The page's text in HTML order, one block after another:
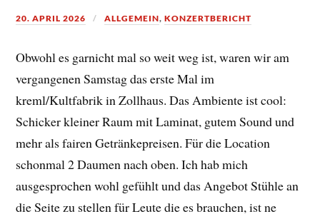
20. APRIL 2026 ALLGEMEIN,KONZERTBERICHT
Obwohl es garnicht mal so weit weg ist, waren wir am
vergangenen Samstag das erste Mal im
kreml/Kultfabrik in Zollhaus. Das Ambiente ist cool:
Schicker kleiner Raum mit Laminat, gutem Sound und
mehr als fairen Getränkepreisen. Für die Location
schonmal 2 Daumen nach oben. Ich hab mich
ausgesprochen wohl gefühlt und das Angebot Stühle an
die Seite zu stellen für Leute die es brauchen, ist ne